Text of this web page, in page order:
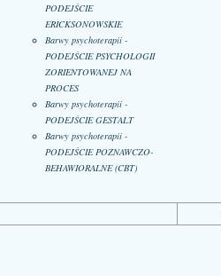
PODEJŚCIE
ERICKSONOWSKIE
Barwy psychoterapii -
PODEJŚCIE PSYCHOLOGII
ZORIENTOWANEJ NA
PROCES
Barwy psychoterapii -
PODEJŚCIE GESTALT
Barwy psychoterapii -
PODEJŚCIE POZNAWCZO-
BEHAWIORALNE (CBT)